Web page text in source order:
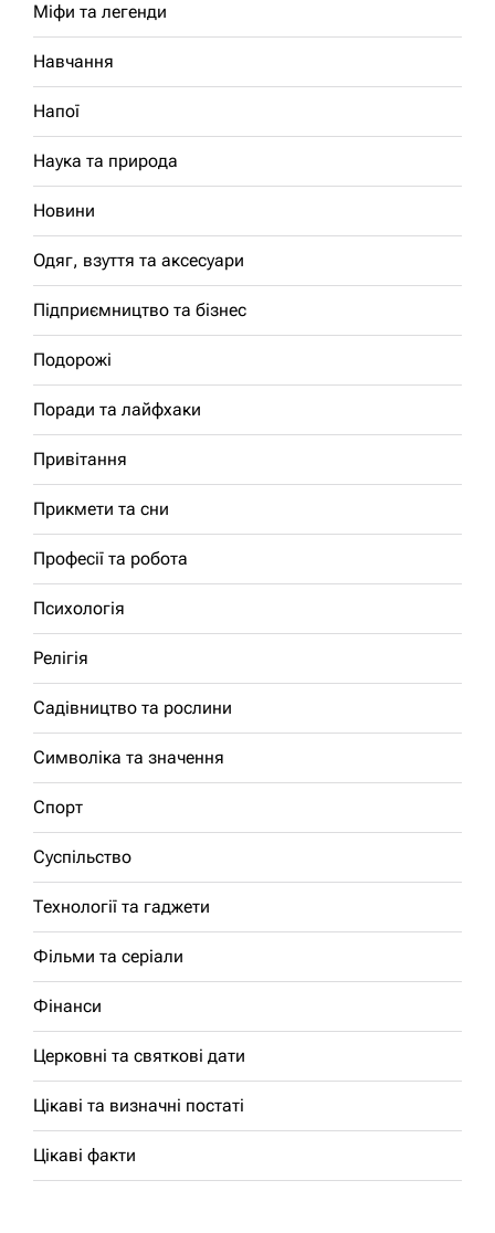
Міфи та легенди
Навчання
Напої
Наука та природа
Новини
Одяг, взуття та аксесуари
Підприємництво та бізнес
Подорожі
Поради та лайфхаки
Привітання
Прикмети та сни
Професії та робота
Психологія
Релігія
Садівництво та рослини
Символіка та значення
Спорт
Суспільство
Технології та гаджети
Фільми та серіали
Фінанси
Церковні та святкові дати
Цікаві та визначні постаті
Цікаві факти